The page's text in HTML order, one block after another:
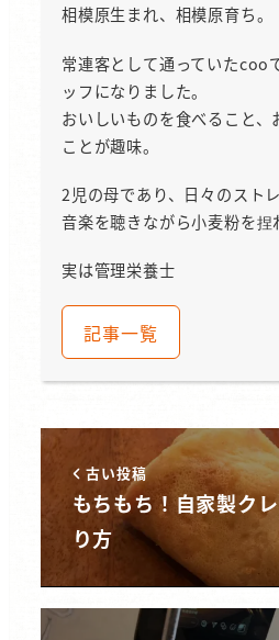
相模原生まれ、相模原育ち。
常連客として通っていたcoo
ッフになりました。
おいしいものを食べること、
ことが趣味。
2児の母であり、日々のスト
音楽を聴きながら小麦粉を捏
実は管理栄養士
記事一覧
古い投稿
もちもち！自家製ク
り方